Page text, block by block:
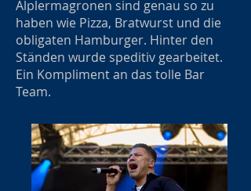
Älplermagronen sind genau so zu
haben wie Pizza, Bratwurst und die
obligaten Hamburger. Hinter den
Ständen wurde speditiv gearbeitet.
Ein Kompliment an das tolle Bar
Team.